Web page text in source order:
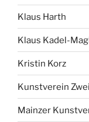
Klaus Harth
Klaus Kadel-
Kristin Korz
Kunstverein
Mainzer